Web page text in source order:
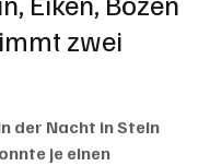
zwei
der Nacht in Stein
je einen